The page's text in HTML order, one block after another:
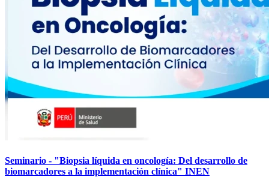
Seminario - "Biopsia líquida en oncología: Del desarrollo de
biomarcadores a la implementación clínica" INEN